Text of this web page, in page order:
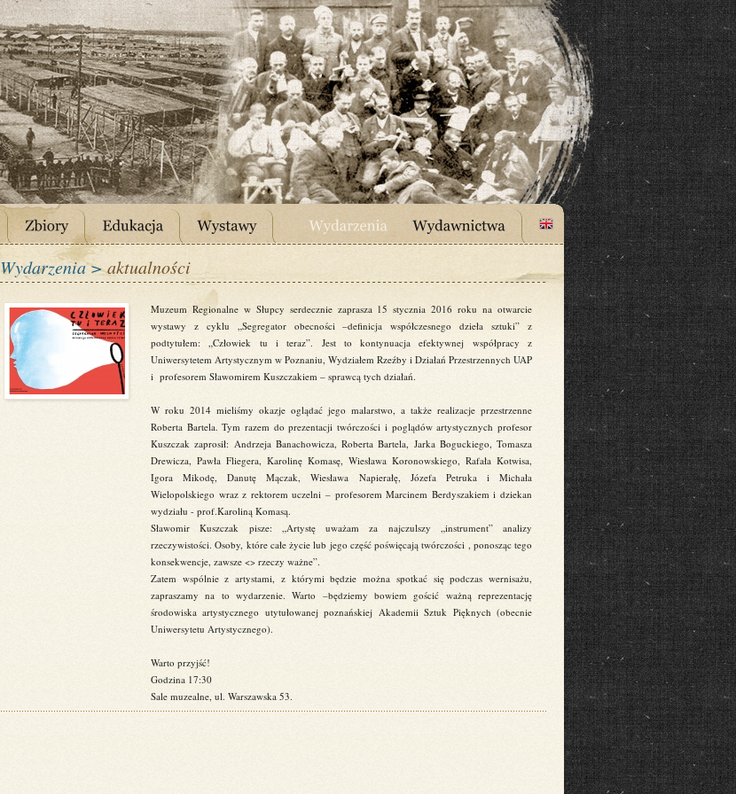
Wydarzenia >aktualności
Muzeum Regionalne w Słupcy serdecznie zaprasza 15 stycznia 2016 roku na otwarcie
wystawy z cyklu „Segregator obecności –definicja współczesnego dzieła sztuki” z
podtytułem: „Człowiek tu i teraz”. Jest to kontynuacja efektywnej współpracy z
Uniwersytetem Artystycznym w Poznaniu, Wydziałem Rzeźby i Działań Przestrzennych UAP
i profesorem Sławomirem Kuszczakiem – sprawcą tych działań.
W roku 2014 mieliśmy okazje oglądać jego malarstwo, a także realizacje przestrzenne
Roberta Bartela. Tym razem do prezentacji twórczości i poglądów artystycznych profesor
Kuszczak zaprosił: Andrzeja Banachowicza, Roberta Bartela, Jarka Boguckiego, Tomasza
Drewicza, Pawła Fliegera, Karolinę Komasę, Wiesława Koronowskiego, Rafała Kotwisa,
Igora Mikodę, Danutę Mączak, Wiesława Napierałę, Józefa Petruka i Michała
Wielopolskiego wraz z rektorem uczelni – profesorem Marcinem Berdyszakiem i dziekan
wydziału - prof.Karoliną Komasą.
Sławomir Kuszczak pisze: „Artystę uważam za najczulszy „instrument” analizy
rzeczywistości. Osoby, które całe życie lub jego część poświęcają twórczości , ponosząc tego
konsekwencje, zawsze <> rzeczy ważne”.
Zatem wspólnie z artystami, z którymi będzie można spotkać się podczas wernisażu,
zapraszamy na to wydarzenie. Warto –będziemy bowiem gościć ważną reprezentację
środowiska artystycznego utytułowanej poznańskiej Akademii Sztuk Pięknych (obecnie
Uniwersytetu Artystycznego).
Warto przyjść!
Godzina 17:30
Sale muzealne, ul. Warszawska 53.